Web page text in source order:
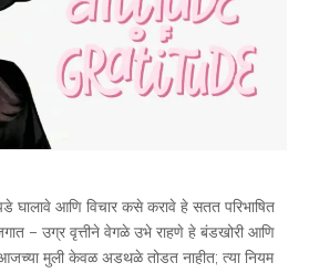
घालावे आणि विचार कसे करावे हे सतत परिभाषित
– उग्र वृत्तीने वेगळे उभे राहणे हे बंडखोरी आणि
मुली केवळ अडथळे तोडत नाहीत; त्या नियम